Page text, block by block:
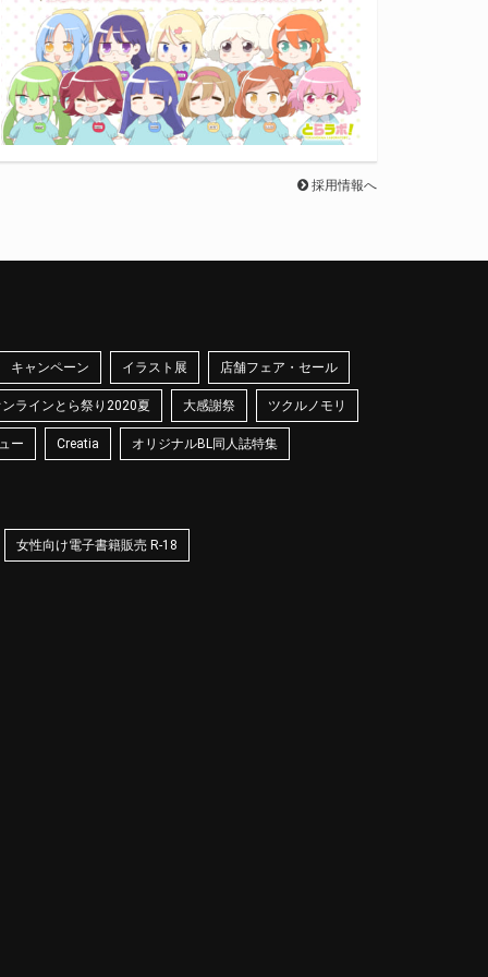
採用情報へ
キャンペーン イラスト展 店舗フェア・セール
ラインとら祭り2020夏 大感謝祭 ツクルノモリ
ー Creatia オリジナルBL同人誌特集
女性向け電子書籍販売 R-18